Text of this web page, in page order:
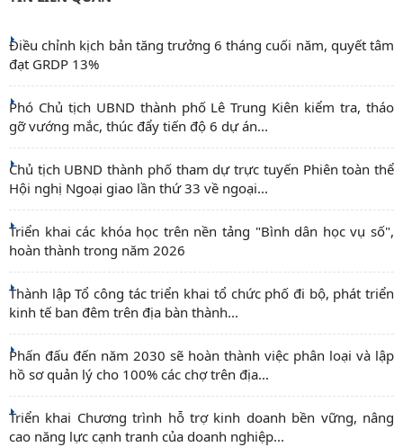
Điều chỉnh kịch bản tăng trưởng 6 tháng cuối năm, quyết tâm
đạt GRDP 13%
Phó Chủ tịch UBND thành phố Lê Trung Kiên kiểm tra, tháo
gỡ vướng mắc, thúc đẩy tiến độ 6 dự án...
Chủ tịch UBND thành phố tham dự trực tuyến Phiên toàn thể
Hội nghị Ngoại giao lần thứ 33 về ngoại...
Triển khai các khóa học trên nền tảng "Bình dân học vụ số",
hoàn thành trong năm 2026
Thành lập Tổ công tác triển khai tổ chức phố đi bộ, phát triển
kinh tế ban đêm trên địa bàn thành...
Phấn đấu đến năm 2030 sẽ hoàn thành việc phân loại và lập
hồ sơ quản lý cho 100% các chợ trên địa...
Triển khai Chương trình hỗ trợ kinh doanh bền vững, nâng
cao năng lực cạnh tranh của doanh nghiệp...